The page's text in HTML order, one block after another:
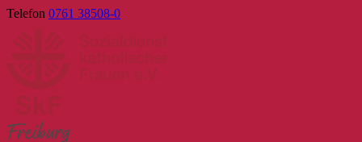
Skip
Telefon 0761 38508-0